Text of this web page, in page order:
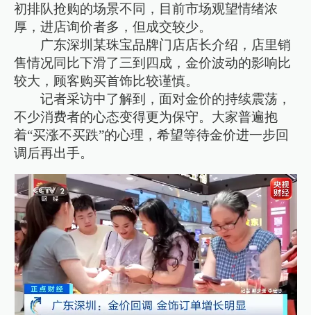
初排队抢购的场景不同，目前市场观望情绪浓
厚，进店询价者多，但成交较少。
广东深圳某珠宝品牌门店店长介绍，店里销
售情况同比下滑了三到四成，金价波动的影响比
较大，顾客购买首饰比较谨慎。
记者采访中了解到，面对金价的持续震荡，
不少消费者的心态变得更为保守。大家普遍抱
着“买涨不买跌”的心理，希望等待金价进一步回
调后再出手。